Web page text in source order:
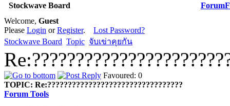
Stockwave Board Forum
Welcome, Guest
Please Login orRegister. Lost Password?
Stockwave Board Topic จับเข่าคุยกัน
Favoured: 0
TOPIC: Re:?????????????????????????????????
Forum Tools